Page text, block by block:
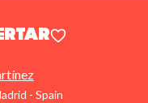
- Spain